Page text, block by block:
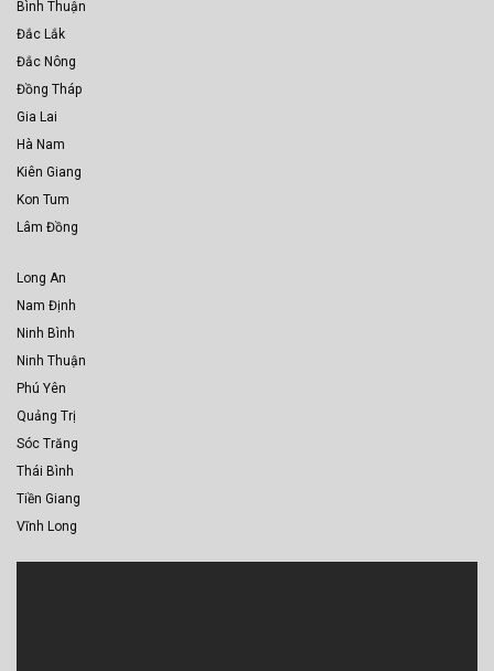
Bình Thuận
Đắc Lắk
Đắc Nông
Đồng Tháp
Gia Lai
Hà Nam
Kiên Giang
Kon Tum
Lâm Đồng
Long An
Nam Định
Ninh Bình
Ninh Thuận
Phú Yên
Quảng Trị
Sóc Trăng
Thái Bình
Tiền Giang
Vĩnh Long